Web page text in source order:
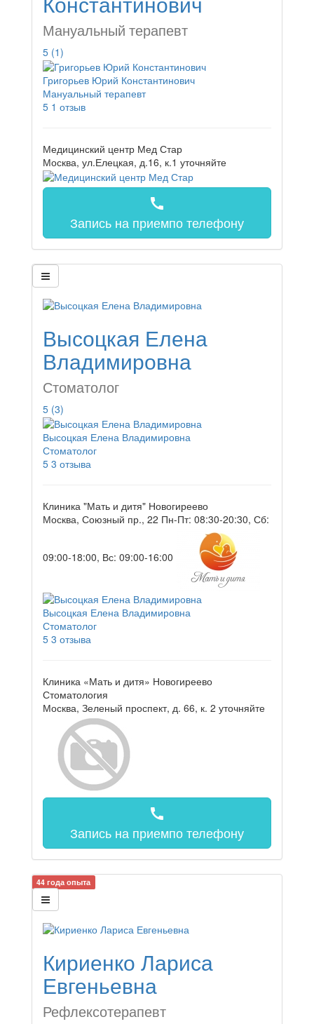
Мануальный терапевт
5 (1)
Григорьев Юрий Константинович
Мануальный терапевт
5 1 отзыв
Медицинский центр Мед Стар
Москва, ул.Елецкая, д.16, к.1 уточняйте
call
Запись на приемпо телефону
Высоцкая Елена
Владимировна
Стоматолог
5 (3)
Высоцкая Елена Владимировна
Стоматолог
5 3 отзыва
Клиника "Мать и дитя" Новогиреево
Москва, Союзный пр., 22 Пн-Пт: 08:30-20:30, Сб:
09:00-18:00, Вс: 09:00-16:00
Высоцкая Елена Владимировна
Стоматолог
5 3 отзыва
Клиника «Мать и дитя» Новогиреево
Стоматология
Москва, Зеленый проспект, д. 66, к. 2 уточняйте
call
Запись на приемпо телефону
44 года опыта
Кириенко Лариса
Евгеньевна
Рефлексотерапевт